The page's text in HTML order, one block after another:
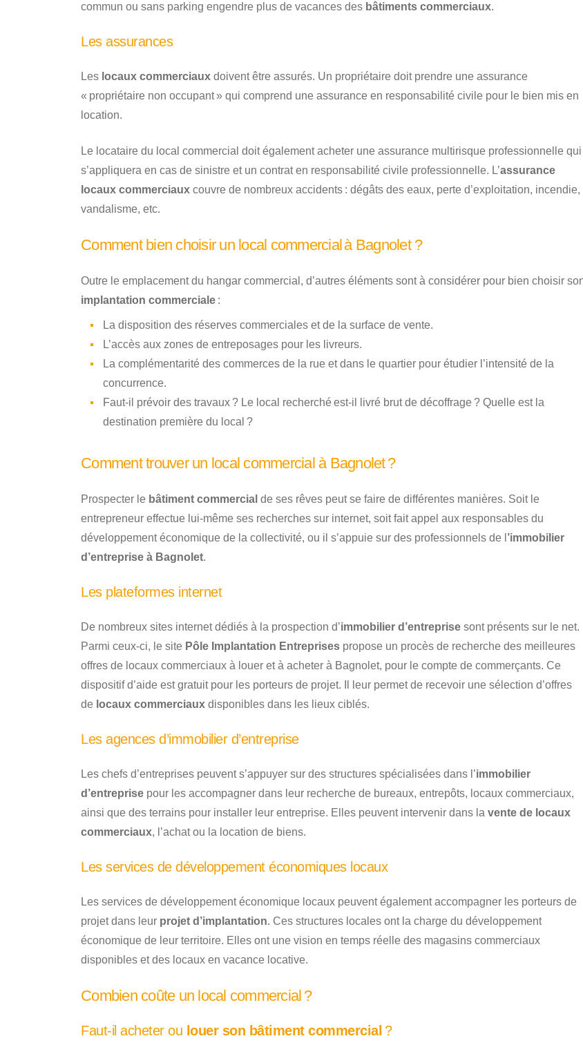
commun ou sans parking engendre plus de vacances des bâtiments commerciaux.
Les assurances
Les locaux commerciaux doivent être assurés. Un propriétaire doit prendre une assurance
« propriétaire non occupant » qui comprend une assurance en responsabilité civile pour le bien mis en
location.
Le locataire du local commercial doit également acheter une assurance multirisque professionnelle qui
s’appliquera en cas de sinistre et un contrat en responsabilité civile professionnelle. L’assurance
locaux commerciaux couvre de nombreux accidents : dégâts des eaux, perte d’exploitation, incendie,
vandalisme, etc.
Comment bien choisir un local commercial à Bagnolet ?
Outre le emplacement du hangar commercial, d’autres éléments sont à considérer pour bien choisir
implantation commerciale :
La disposition des réserves commerciales et de la surface de vente.
L’accès aux zones de entreposages pour les livreurs.
La complémentarité des commerces de la rue et dans le quartier pour étudier l’intensité de la
concurrence.
Faut-il prévoir des travaux ? Le local recherché est-il livré brut de décoffrage ? Quelle est la
destination première du local ?
Comment trouver un local commercial à Bagnolet ?
Prospecter le bâtiment commercial de ses rêves peut se faire de différentes manières. Soit le
entrepreneur effectue lui-même ses recherches sur internet, soit fait appel aux responsables du
développement économique de la collectivité, ou il s’appuie sur des professionnels de l ’immobilier
d’entreprise à Bagnolet.
Les plateformes internet
De nombreux sites internet dédiés à la prospection d’immobilier d’entreprise sont présents sur le net.
Parmi ceux-ci, le site Pôle Implantation Entreprises propose un procès de recherche des meilleures
offres de locaux commerciaux à louer et à acheter à Bagnolet, pour le compte de commerçants. Ce
dispositif d’aide est gratuit pour les porteurs de projet. Il leur permet de recevoir une sélection d’offres
de locaux commerciaux disponibles dans les lieux ciblés.
Les agences d’immobilier d’entreprise
Les chefs d’entreprises peuvent s’appuyer sur des structures spécialisées dans l’immobilier
d’entreprise pour les accompagner dans leur recherche de bureaux, entrepôts, locaux commerciaux,
ainsi que des terrains pour installer leur entreprise. Elles peuvent intervenir dans la vente de locaux
commerciaux, l’achat ou la location de biens.
Les services de développement économiques locaux
Les services de développement économique locaux peuvent également accompagner les porteurs de
projet dans leur projet d’implantation. Ces structures locales ont la charge du développement
économique de leur territoire. Elles ont une vision en temps réelle des magasins commerciaux
disponibles et des locaux en vacance locative.
Combien coûte un local commercial ?
Faut-il acheter ou louer son bâtiment commercial ?